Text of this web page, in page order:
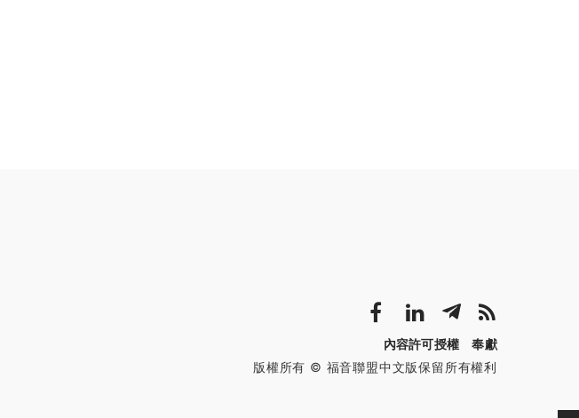
內容許可授權
奉獻
版權所有 © 福音聯盟中文版保留所有權利